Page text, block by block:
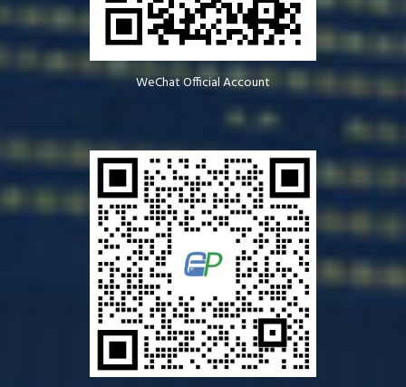
WeChat Official Account